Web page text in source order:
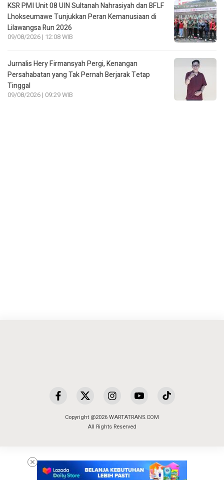
KSR PMI Unit 08 UIN Sultanah Nahrasiyah dan BFLF
Lhokseumawe Tunjukkan Peran Kemanusiaan di
Lilawangsa Run 2026
09/08/2026 | 12:08 WIB
Jurnalis Hery Firmansyah Pergi, Kenangan
Persahabatan yang Tak Pernah Berjarak Tetap
Tinggal
09/08/2026 | 09:29 WIB
Copyright @2026 WARTATRANS.COM
All Rights Reserved